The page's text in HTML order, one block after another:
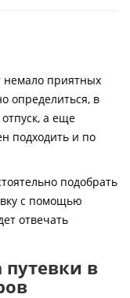
немало приятных
определиться, в
а еще
подходить и по
подобрать
с помощью
отвечать
в